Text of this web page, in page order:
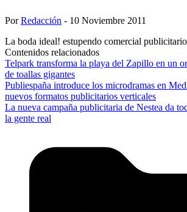
PorRedacción - 10 Noviembre 2011
La boda ideal! estupendo comercial
Contenidos relacionados
Telpark transforma la playa del Zapillo en un
de toallas gigantes
Publiespaña introduce los microdramas en
nuevos formatos publicitarios verticales
La nueva campaña publicitaria de Nestea da
la gente real